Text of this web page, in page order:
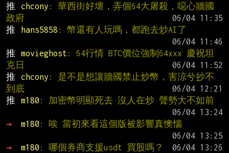
推
chcony : 華西街好壞，弄個64大屠殺，噁心牆國
政府
推
hans5858 : 幣還有人玩嗎，都跑去炒AI了
推
movieghost : 64行情 BTC價位強制64xxx 慶祝坦
克日
推
chcony : 是不是想讓牆國禁止炒幣，害涼兮抄不
到底
推
m180 : 加密幣明顯死去 沒人在炒 聲勢大不如前
→
m180 : 唉 當初來看這個版被影響真懊惱
→
m180 : 哪個券商支援usdt 買股嗎？